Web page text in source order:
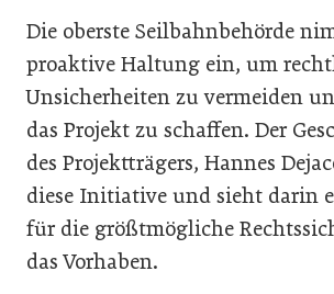
Die oberste Seilbahnbehörde
proaktive Haltung ein, um
Unsicherheiten zu vermeiden
das Projekt zu schaffen. Der
des Projektträgers, Hannes
diese Initiative und sieht darin
für die größtmögliche
das Vorhaben.